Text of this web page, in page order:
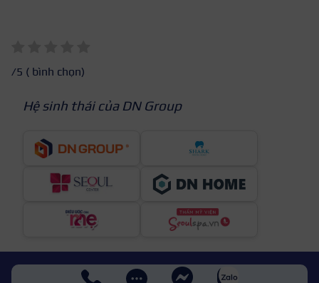
/5 ( bình chọn)
Hệ sinh thái của DN Group